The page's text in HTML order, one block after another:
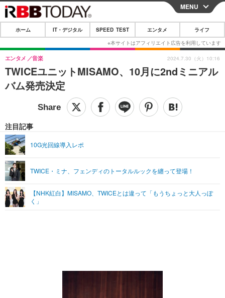
CLOSE
ホーム
IT・デジタル
IT・デジタルTOP スマートフォン
ショッピング その他
SPEED TEST
エンタメTOP 映画・ドラマ
グラビア ブログ
ショッピング その他
ライフTOP
リリース一覧
プッシュ通知の停止方法
MENU
ホーム IT・デジタル SPEED TEST エンタメ ライフ
TWICEユニットMISAMO、10月に2ndミニアル
バム発売決定
エンタメ 音楽
注目記事
10G光回線導入レポ
TWICE・ミナ、フェンディのトータルルックを纏って登場！
【NHK紅白】MISAMO、TWICEとは違って「もうちょっと大人っぽ
く」
2024.7.30（火）10:16